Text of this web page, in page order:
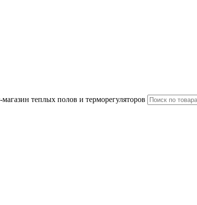
теплых полов и терморегуляторов